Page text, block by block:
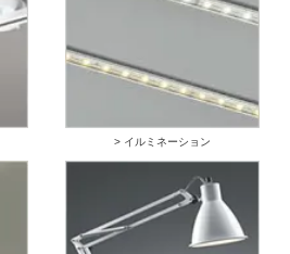
> イルミネーション